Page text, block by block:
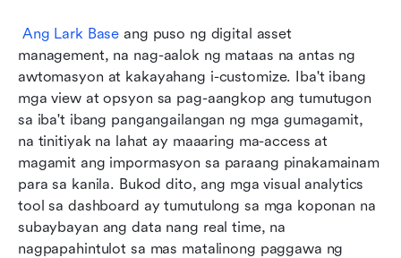
Ang Lark Base ang puso ng digital asset
management, na nag-aalok ng mataas na antas ng
awtomasyon at kakayahang i-customize. Iba't ibang
mga view at opsyon sa pag-aangkop ang tumutugon
sa iba't ibang pangangailangan ng mga gumagamit,
na tinitiyak na lahat ay maaaring ma-access at
magamit ang impormasyon sa paraang pinakamainam
para sa kanila. Bukod dito, ang mga visual analytics
tool sa dashboard ay tumutulong sa mga koponan na
subaybayan ang data nang real time, na
nagpapahintulot sa mas matalinong paggawa ng